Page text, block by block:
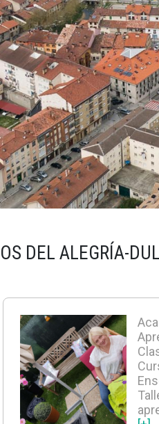
DEL ALEGRÍA-